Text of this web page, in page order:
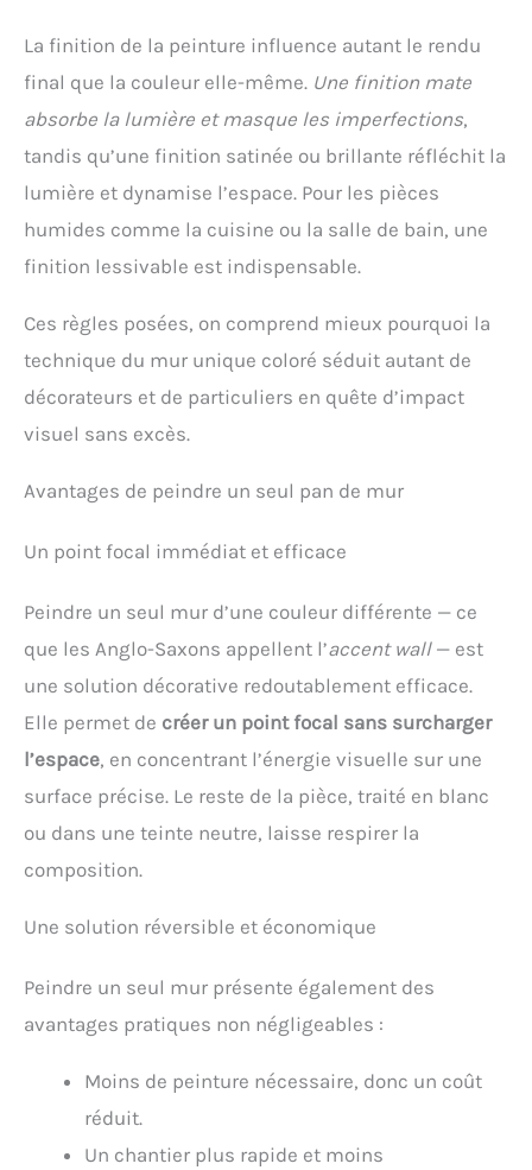
La finition de la peinture influence autant le rendu
final que la couleur elle-même. Une finition mate
absorbe la lumière et masque les imperfections,
tandis qu’une finition satinée ou brillante réfléchit la
lumière et dynamise l’espace. Pour les pièces
humides comme la cuisine ou la salle de bain, une
finition lessivable est indispensable.
Ces règles posées, on comprend mieux pourquoi la
technique du mur unique coloré séduit autant de
décorateurs et de particuliers en quête d’impact
visuel sans excès.
Avantages de peindre un seul pan de mur
Un point focal immédiat et efficace
Peindre un seul mur d’une couleur différente — ce
que les Anglo-Saxons appellent l’accent wall— est
une solution décorative redoutablement efficace.
Elle permet de créer un point focal sans surcharger
l’espace, en concentrant l’énergie visuelle sur une
surface précise. Le reste de la pièce, traité en blanc
ou dans une teinte neutre, laisse respirer la
composition.
Une solution réversible et économique
Peindre un seul mur présente également des
avantages pratiques non négligeables :
Moins de peinture nécessaire, donc un coût
réduit.
Un chantier plus rapide et moins